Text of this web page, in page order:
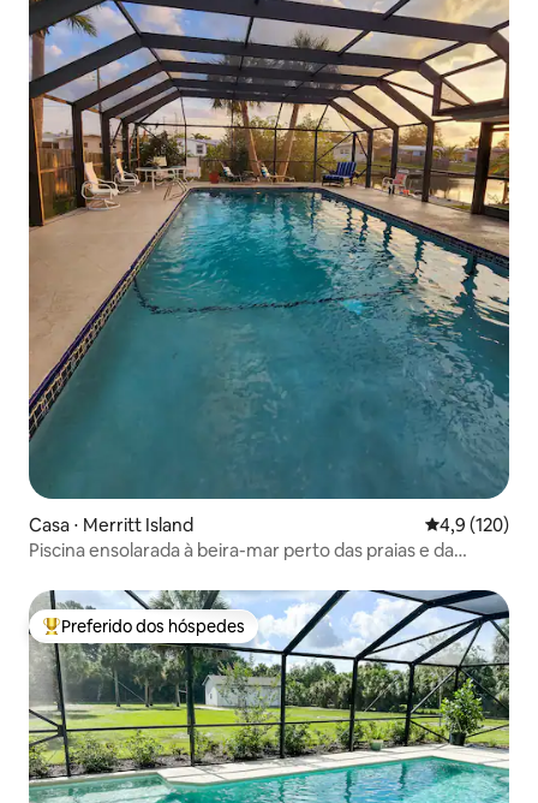
Casa ⋅ Merritt Island 4,9 de uma
4,9 (120)
Piscina ensolarada à beira-mar perto das praias e da
Entre os melhores preferidos dos hóspedes
Preferido dos hóspedes